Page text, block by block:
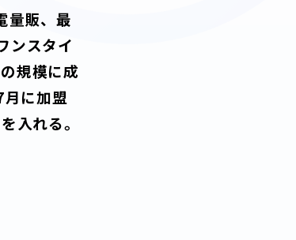
量販、最
ンスタイ
規模に成
に加盟
入れる。